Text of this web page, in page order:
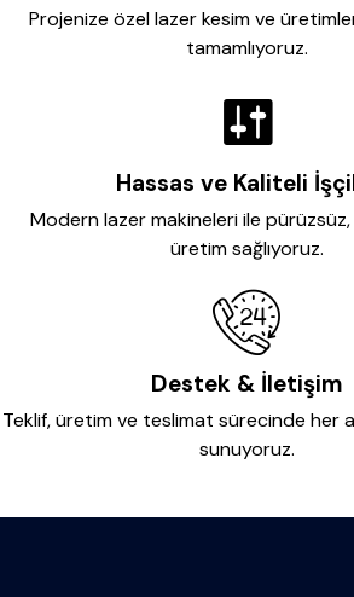
Projenize özel lazer kesim ve
tamamlıyoruz.
Hassas ve Kaliteli
Modern lazer makineleri ile pürüzsüz,
üretim sağlıyoruz.
Destek & İletişim
Teklif, üretim ve teslimat sürecinde her
sunuyoruz.